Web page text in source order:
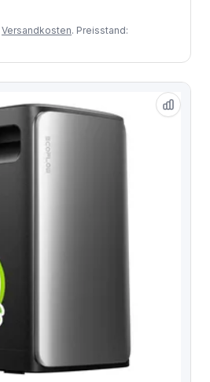
Versandkosten. Preisstand: